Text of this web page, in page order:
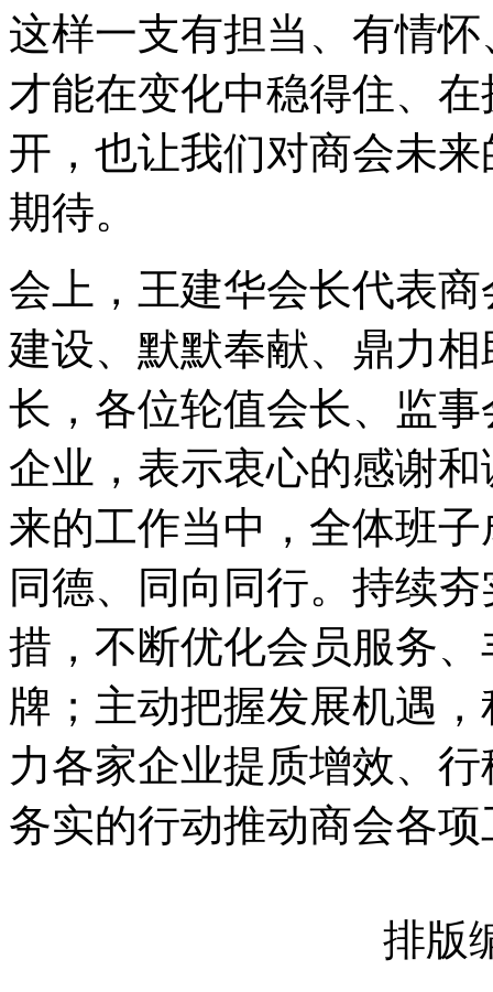
这样一支有担当、有情
才能在变化中稳得住、
开，也让我们对商会未
期待。
会上，王建华会长代表
建设、默默奉献、鼎力
长，各位轮值会长、监
企业，表示衷心的感谢
来的工作当中，全体班
同德、同向同行。持续
措，不断优化会员服务
牌；主动把握发展机遇
力各家企业提质增效、
务实的行动推动商会各
排版